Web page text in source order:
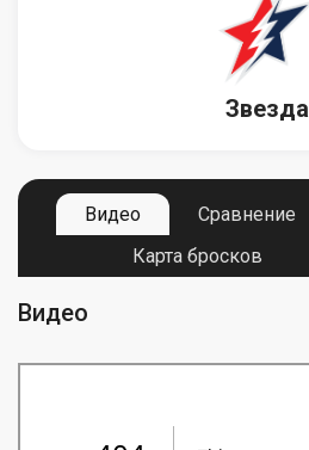
Звезда
Видео Сравнение
Карта бросков
Видео